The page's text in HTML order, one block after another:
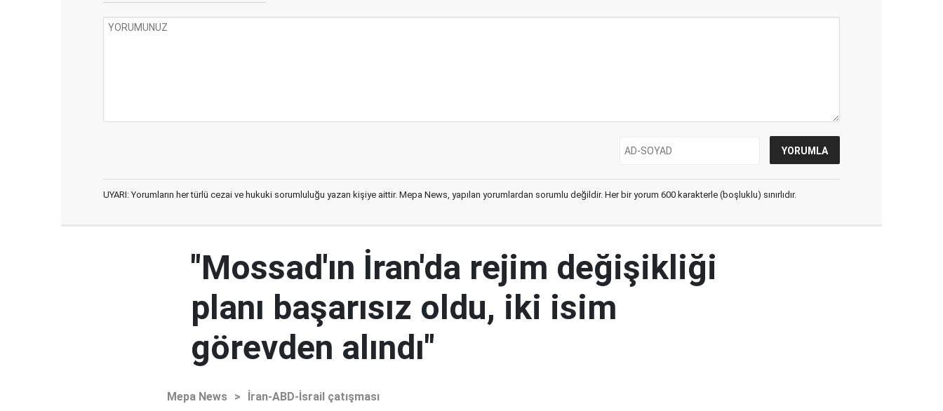
UYARI: Yorumların her türlü cezai ve hukuki sorumluluğu yazan kişiye aittir. Mepa News, yapılan yorumlardan sorumlu değildir. Her bir yorum 600 karakterle (boşluklu) sınırlıdır.
"Mossad'ın İran'da rejim değişikliği
planı başarısız oldu, iki isim
görevden alındı"
Mepa News > İran-ABD-İsrail çatışması